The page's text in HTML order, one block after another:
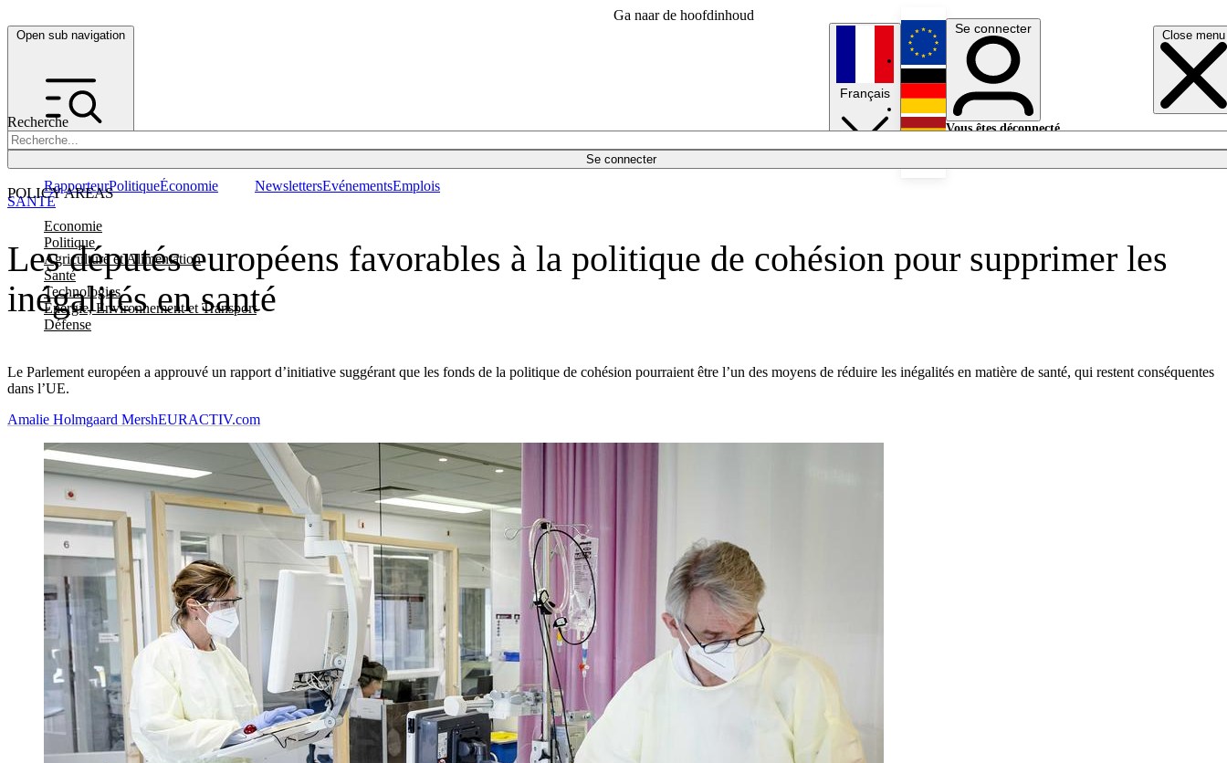
Ga naar de hoofdinhoud
Open sub navigation Close menu
Recherche
Se connecter
POLICY AREAS
Economie
Politique
Agriculture et Alimentation
Santé
Technologies
Energie, Environnement et Transport
Défense
RapporteurPolitiqueÉconomie NewslettersEvénementsEmplois
Français
English
Deutsch
Se connecter
Vous êtes déconnecté.
Les députés européens favorables à la politique de cohésion pour supprimer les
inégalités en santé
Le Parlement européen a approuvé un rapport d’initiative suggérant que les fonds de la politique de cohésion pourraient être l’un des moyens de réduire les inégalités en matière de santé, qui restent conséquentes
dans l’UE.
SANTÉ
Amalie Holmgaard MershEURACTIV.com